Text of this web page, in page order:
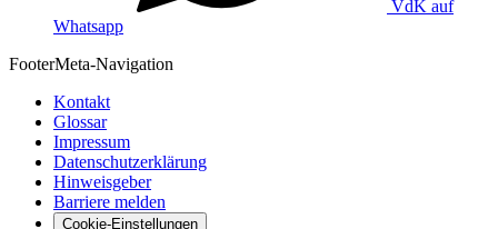
VdK auf
Whatsapp
FooterMeta-Navigation
Kontakt
Glossar
Impressum
Datenschutzerklärung
Hinweisgeber
Barriere melden
Cookie-Einstellungen